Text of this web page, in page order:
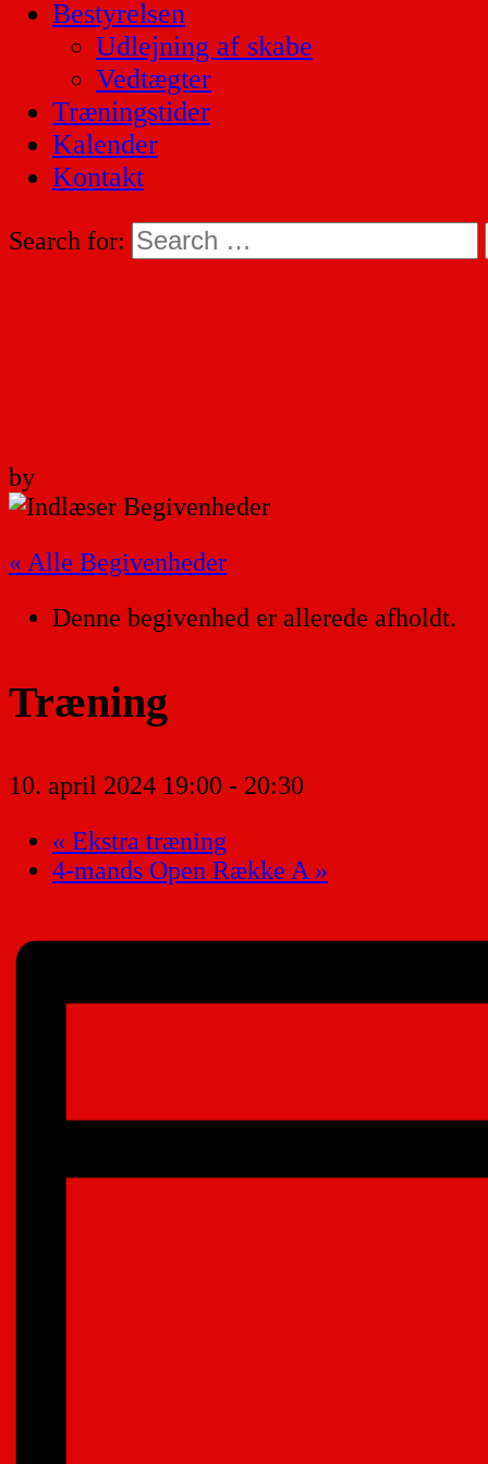
Bestyrelsen
Udlejning af skabe
Vedtægter
Træningstider
Kalender
Kontakt
Search for:
by
« Alle Begivenheder
Denne begivenhed er allerede afholdt.
Træning
10. april 2024 19:00 - 20:30
« Ekstra træning
4-mands Open Række A »